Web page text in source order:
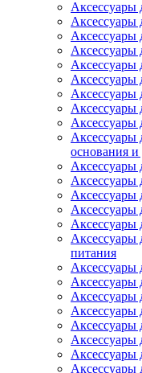
Аксессуары
Аксессуары
Аксессуары
Аксессуары
Аксессуары
Аксессуары
Аксессуары
Аксессуары
Аксессуары
основания и
Аксессуары
Аксессуары
Аксессуары
Аксессуары
Аксессуары
питания
Аксессуары
Аксессуары
Аксессуары
Аксессуары
Аксессуары
Аксессуары
Аксессуары
Аксессуары